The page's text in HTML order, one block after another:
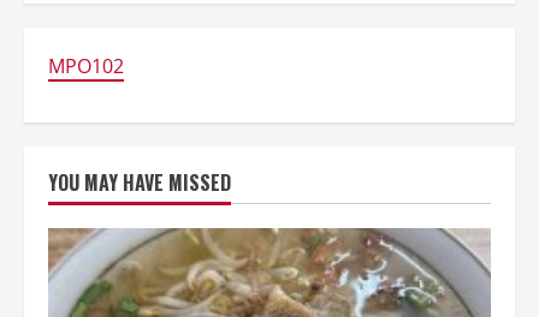
MPO102
YOU MAY HAVE MISSED